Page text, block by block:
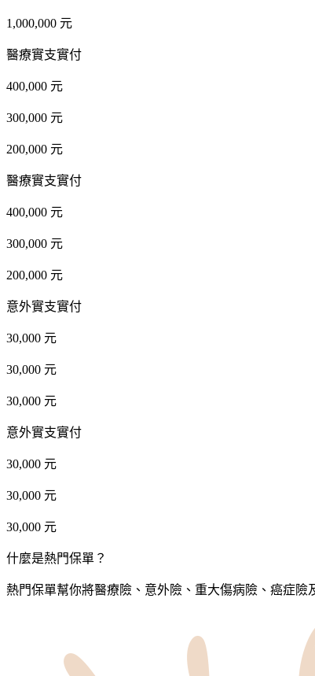
1,000,000 元
醫療實支實付
400,000 元
300,000 元
200,000 元
醫療實支實付
400,000 元
300,000 元
200,000 元
意外實支實付
30,000 元
30,000 元
30,000 元
意外實支實付
30,000 元
30,000 元
30,000 元
什麼是熱門保單？
熱門保單幫你將醫療險、意外險、重大傷病險、癌症